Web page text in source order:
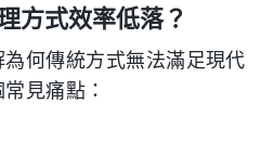
方式效率低落？
何傳統方式無法滿足現代
見痛點：